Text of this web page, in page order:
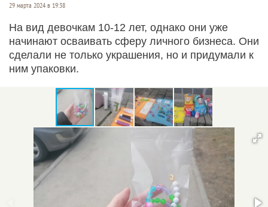
29 марта 2024 в 19:38
На вид девочкам 10-12 лет, однако они уже
начинают осваивать сферу личного бизнеса. Они
сделали не только украшения, но и придумали к
ним упаковки.